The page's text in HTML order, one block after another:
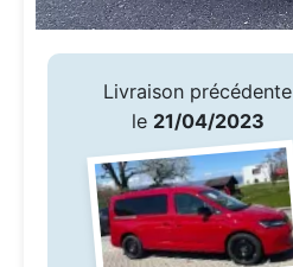
Livraison précédente
le 21/04/2023